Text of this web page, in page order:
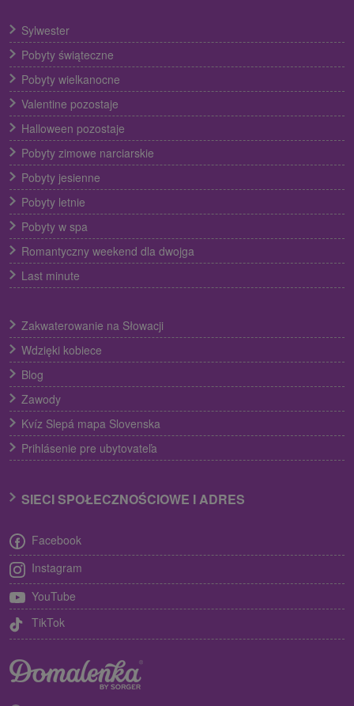
Sylwester
Pobyty świąteczne
Pobyty wielkanocne
Valentine pozostaje
Halloween pozostaje
Pobyty zimowe narciarskie
Pobyty jesienne
Pobyty letnie
Pobyty w spa
Romantyczny weekend dla dwojga
Last minute
Zakwaterowanie na Słowacji
Wdzięki kobiece
Blog
Zawody
Kvíz Slepá mapa Slovenska
Prihlásenie pre ubytovateľa
SIECI SPOŁECZNOŚCIOWE I ADRES
Facebook
Instagram
YouTube
TikTok